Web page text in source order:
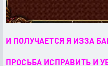
И ПОЛУЧАЕТСЯ Я ИЗЗА
ПРОСЬБА ИСПРАВИТЬ И